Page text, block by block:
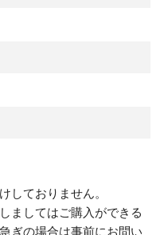
しておりません。
ましてはご購入ができる
ぎの場合は事前にお問い